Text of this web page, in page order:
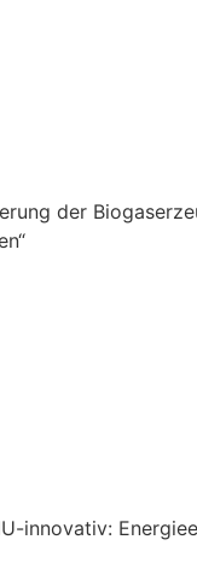
der
innovativ: